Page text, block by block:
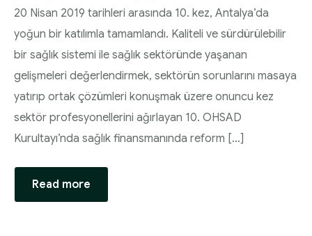
20 Nisan 2019 tarihleri arasında 10. kez, Antalya’da
yoğun bir katılımla tamamlandı. Kaliteli ve sürdürülebilir
bir sağlık sistemi ile sağlık sektöründe yaşanan
gelişmeleri değerlendirmek, sektörün sorunlarını masaya
yatırıp ortak çözümleri konuşmak üzere onuncu kez
sektör profesyonellerini ağırlayan 10. OHSAD
Kurultayı’nda sağlık finansmanında reform […]
Read more